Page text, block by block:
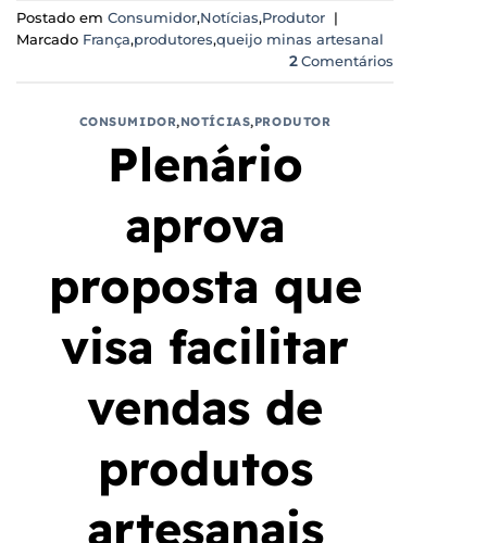
Postado em Consumidor,Notícias,Produtor |
Marcado França,produtores,queijo minas artesanal
2Comentários
CONSUMIDOR, NOTÍCIAS, PRODUTOR
Plenário
aprova
proposta que
visa facilitar
vendas de
produtos
artesanais